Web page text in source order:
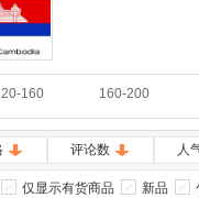
寨
160 160-200
评论数 人
仅显示有货商品 新品